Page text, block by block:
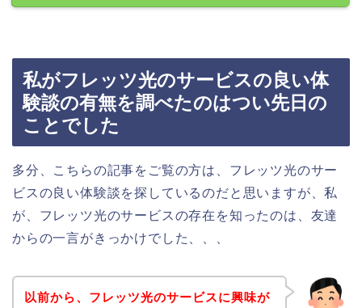
私がフレッツ光のサービスの良い体
験談の有無を調べたのはつい先日の
ことでした
多分、こちらの記事をご覧の方は、フレッツ光のサー
ビスの良い体験談を探しているのだと思いますが、私
が、フレッツ光のサービスの存在を知ったのは、友達
からの一言がきっかけでした、、、
以前から、フレッツ光のサービスに興味が